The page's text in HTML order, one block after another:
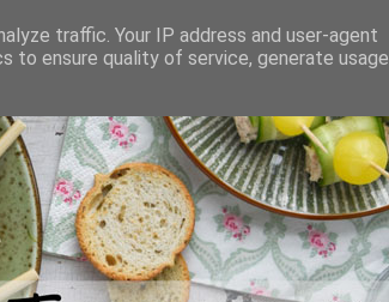
traffic. Your IP address and user-agent
to ensure quality of service, generate usage